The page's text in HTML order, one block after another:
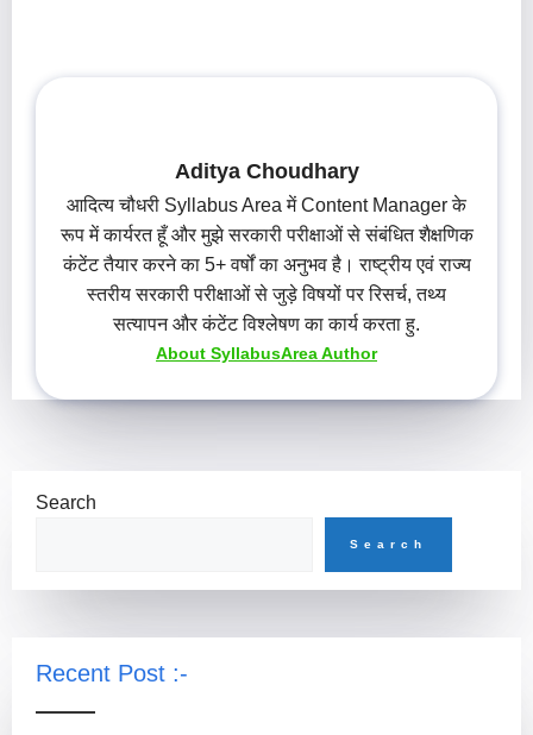
Aditya Choudhary
आदित्य चौधरी Syllabus Area में Content Manager के
रूप में कार्यरत हूँ और मुझे सरकारी परीक्षाओं से संबंधित शैक्षणिक
कंटेंट तैयार करने का 5+ वर्षों का अनुभव है। राष्ट्रीय एवं राज्य
स्तरीय सरकारी परीक्षाओं से जुड़े विषयों पर रिसर्च, तथ्य
सत्यापन और कंटेंट विश्लेषण का कार्य करता हु.
About SyllabusArea Author
Search
Search
Recent Post :-